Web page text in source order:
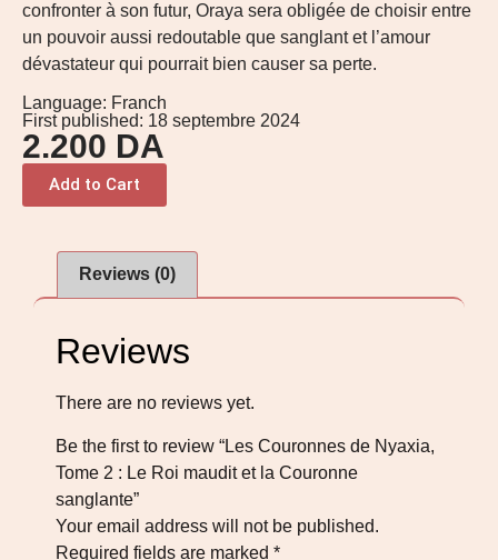
confronter à son futur, Oraya sera obligée de choisir entre
un pouvoir aussi redoutable que sanglant et l’amour
dévastateur qui pourrait bien causer sa perte.
Language: Franch
First published: 18 septembre 2024
2.200 DA
Add to Cart
Reviews (0)
Reviews
There are no reviews yet.
Be the first to review “Les Couronnes de Nyaxia,
Tome 2 : Le Roi maudit et la Couronne
sanglante”
Your email address will not be published.
Required fields are marked *